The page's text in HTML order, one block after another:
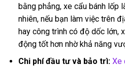
bằng phẳng, xe cẩu bánh lốp
nhiên, nếu bạn làm việc trên
hay công trình có độ dốc lớn,
động tốt hơn nhờ khả năng
Chi phí đầu tư và bảo trì: Xe